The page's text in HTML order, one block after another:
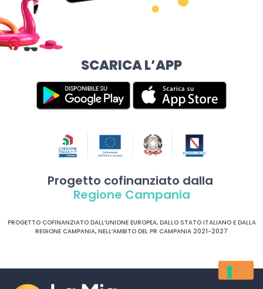
SCARICA L’APP
Progetto cofinanziato dalla
Regione Campania
PROGETTO COFINANZIATO DALL’UNIONE EUROPEA, DALLO STATO ITALIANO E DALLA
REGIONE CAMPANIA, NELL’AMBITO DEL PR CAMPANIA 2021-2027